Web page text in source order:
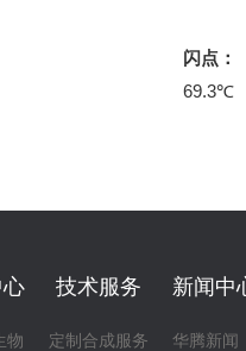
闪点：
69.3℃
物
技术服务
定制合成服务
新闻中
华腾新闻